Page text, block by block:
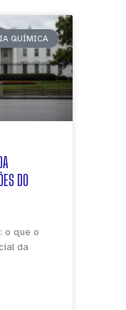
QUÍMICA
DO
o que o
da